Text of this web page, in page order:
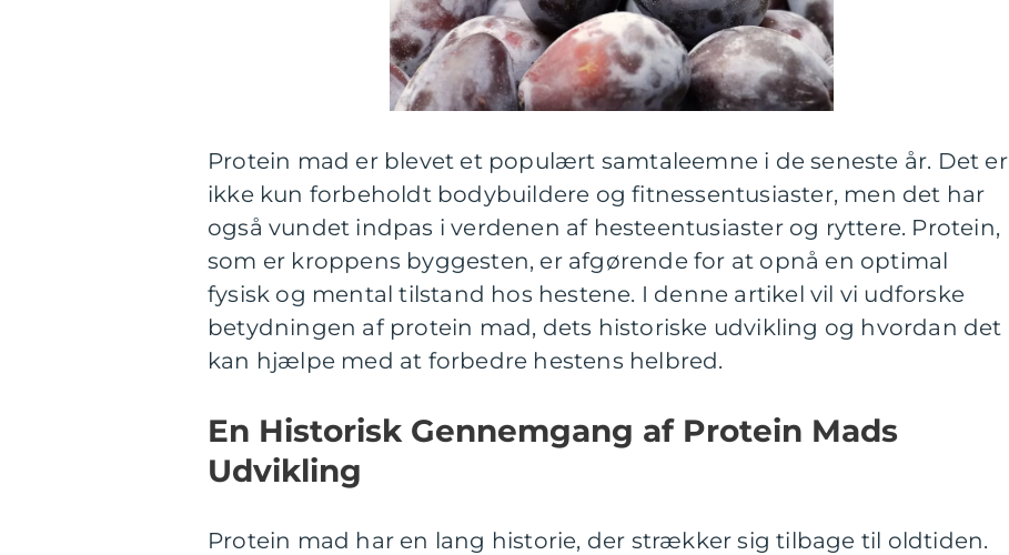
Protein mad er blevet et populært samtaleemne i de seneste år. Det er
ikke kun forbeholdt bodybuildere og fitnessentusiaster, men det har
også vundet indpas i verdenen af hesteentusiaster og ryttere. Protein,
som er kroppens byggesten, er afgørende for at opnå en optimal
fysisk og mental tilstand hos hestene. I denne artikel vil vi udforske
betydningen af protein mad, dets historiske udvikling og hvordan det
kan hjælpe med at forbedre hestens helbred.
En Historisk Gennemgang af Protein Mads
Udvikling
Protein mad har en lang historie, der strækker sig tilbage til oldtiden.